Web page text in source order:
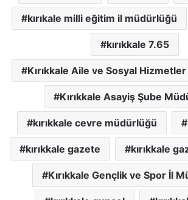
kırıkale milli eğitim il müdürlüğü
kırıkkale 7.65
Kırıkkale Aile ve Sosyal
Kırıkkale Asayiş Şube
kırıkkale cevre müdürlüğü
kırıkkale gazete kırıkkale
Kırıkkale Gençlik ve Spor İl